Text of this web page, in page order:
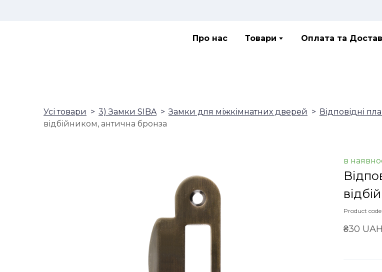
Про нас Товари Оплата та
Усі товари 3) Замки SIBA Замки для міжкімнатних дверей Відповідні
відбійником, антична бронза
в
Product
₴30 UAH